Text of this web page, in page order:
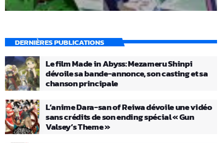
DERNIÈRES PUBLICATIONS
Le film Made in Abyss: Mezameru Shinpi
dévoile sa bande-annonce, son casting et sa
chanson principale
L’anime Dara-san of Reiwa dévoile une vidéo
sans crédits de son ending spécial « Gun
Valsey’s Theme »